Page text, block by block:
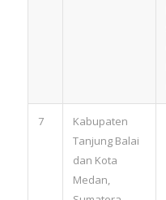
7
Kabupaten
Tanjung Balai
dan Kota
Medan,